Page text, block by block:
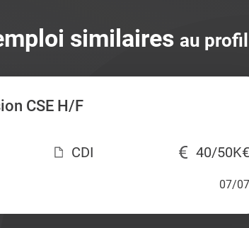
similaires au
CSE H/F
CDI
40/50K€
07/07